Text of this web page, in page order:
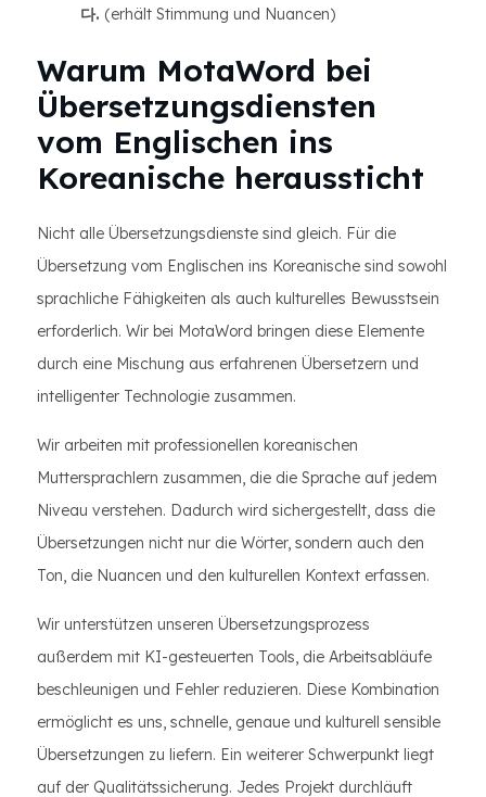
다. (erhält Stimmung und Nuancen)
Warum MotaWord bei
Übersetzungsdiensten
vom Englischen ins
Koreanische heraussticht
Nicht alle Übersetzungsdienste sind gleich. Für die
Übersetzung vom Englischen ins Koreanische sind sowohl
sprachliche Fähigkeiten als auch kulturelles Bewusstsein
erforderlich. Wir bei MotaWord bringen diese Elemente
durch eine Mischung aus erfahrenen Übersetzern und
intelligenter Technologie zusammen.
Wir arbeiten mit professionellen koreanischen
Muttersprachlern zusammen, die die Sprache auf jedem
Niveau verstehen. Dadurch wird sichergestellt, dass die
Übersetzungen nicht nur die Wörter, sondern auch den
Ton, die Nuancen und den kulturellen Kontext erfassen.
Wir unterstützen unseren Übersetzungsprozess
außerdem mit KI-gesteuerten Tools, die Arbeitsabläufe
beschleunigen und Fehler reduzieren. Diese Kombination
ermöglicht es uns, schnelle, genaue und kulturell sensible
Übersetzungen zu liefern. Ein weiterer Schwerpunkt liegt
auf der Qualitätssicherung. Jedes Projekt durchläuft